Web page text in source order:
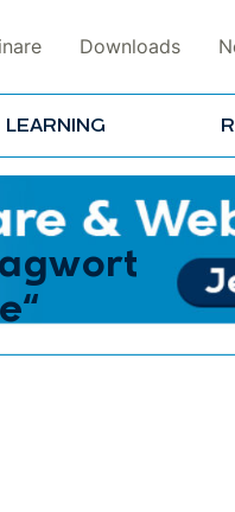
Downloads
LEARNING